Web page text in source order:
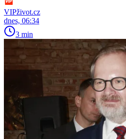
VIPživot.cz
dnes, 06:34
3 min